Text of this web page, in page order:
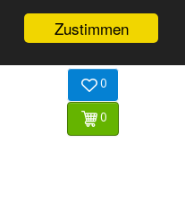
Zustimmen
0
0